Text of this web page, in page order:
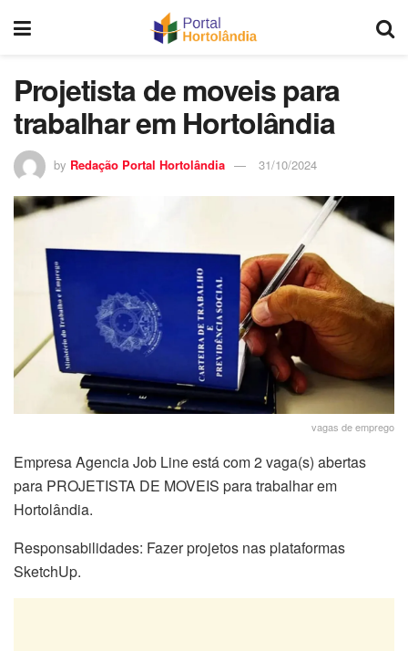
Projetista de moveis para
trabalhar em Hortolândia
by Redação Portal Hortolândia 31/10/2024
vagas de emprego
Empresa Agencia Job Line está com 2 vaga(s) abertas
para PROJETISTA DE MOVEIS para trabalhar em
Hortolândia.
Responsabilidades: Fazer projetos nas plataformas
SketchUp.